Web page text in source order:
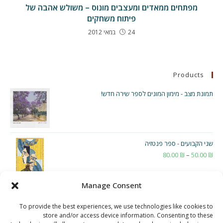
Manage Consent
To provide the best experiences, we use technologies like cookies to
store and/or access device information. Consenting to these
מפתחים ממאדים ומעצבים מונוס – משולש אהבה של
פיתוח משחקים
24 במאי 2012
Products
תמונת מצב - מימון המונים לספר שירה חדש!
שני הקבועים - ספר פנטזיה
50.00 ₪
–
80.00 ₪